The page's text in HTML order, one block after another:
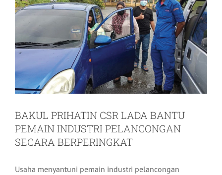
BAKUL PRIHATIN CSR LADA BANTU
PEMAIN INDUSTRI PELANCONGAN
SECARA BERPERINGKAT
Usaha menyantuni pemain industri pelancongan